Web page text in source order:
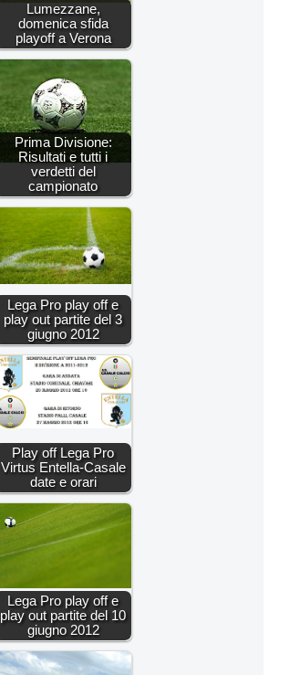
Lumezzane,
domenica sfida
playoff a Verona
Prima Divisione:
Risultati e tutti i
verdetti del
campionato
Lega Pro play off e
play out partite del 3
giugno 2012
Play off Lega Pro
Virtus Entella-Casale
date e orari
Lega Pro play off e
play out partite del 10
giugno 2012